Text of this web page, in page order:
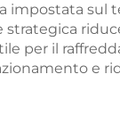
sul
strategica
per il
e